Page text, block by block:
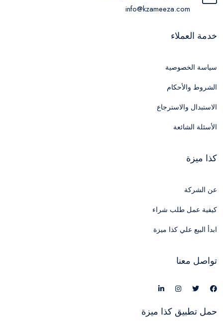
info@kzameeza.com
خدمة العملاء
سياسة الخصوصية
الشروط والأحكام
الاستبدال والاسترجاع
الأسئلة الشائعة
كذا ميزة
عن الشركة
كيفية عمل طلب شراء
ابدأ البيع علي كذا ميزة
تواصل معنا
حمل تطبيق كذا ميزة